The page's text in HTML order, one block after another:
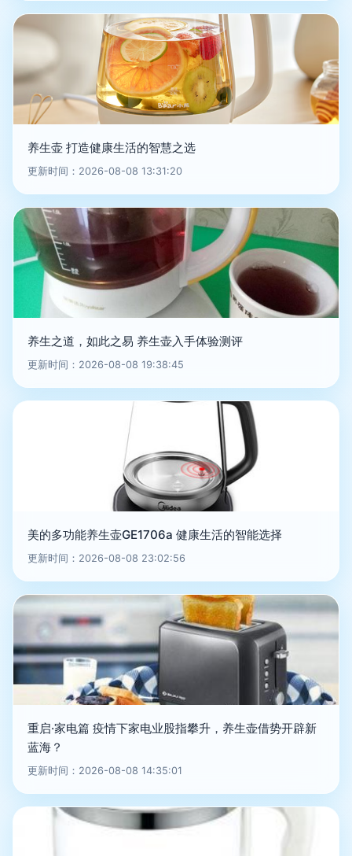
养生壶 打造健康生活的智慧之选
更新时间：2026-08-08 13:31:20
养生之道，如此之易 养生壶入手体验测评
更新时间：2026-08-08 19:38:45
美的多功能养生壶GE1706a 健康生活的智能选择
更新时间：2026-08-08 23:02:56
重启·家电篇 疫情下家电业股指攀升，养生壶借势开辟新
蓝海？
更新时间：2026-08-08 14:35:01